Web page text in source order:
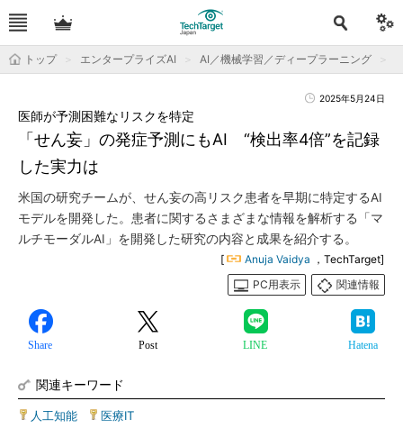
トップ エンタープライズAI AI／機械学習／ディープラーニング
2025年5月24日
「せん妄」の発症予測にもAI “検出率4倍”を記録
した実力は
医師が予測困難なリスクを特定
米国の研究チームが、せん妄の高リスク患者を早期に特定するAI
モデルを開発した。患者に関するさまざまな情報を解析する「マ
ルチモーダルAI」を開発した研究の内容と成果を紹介する。
[ Anuja Vaidya ，TechTarget]
PC用表示
関連情報
Share Post LINE Hatena
関連キーワード
人工知能 医療IT